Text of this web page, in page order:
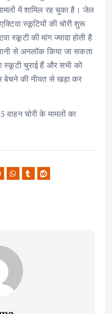
में शामिल रह चुका है। जेल
स्कूटियों की चोरी शुरू
स्कूटी की मांग ज्यादा होती है
से अनलॉक किया जा सकता
स्कूटी चुराई हैं और सभी को
बेचने की नीयत से खड़ा कर
वाहन चोरी के मामलों का